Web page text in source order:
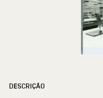
DESCRIÇÃO